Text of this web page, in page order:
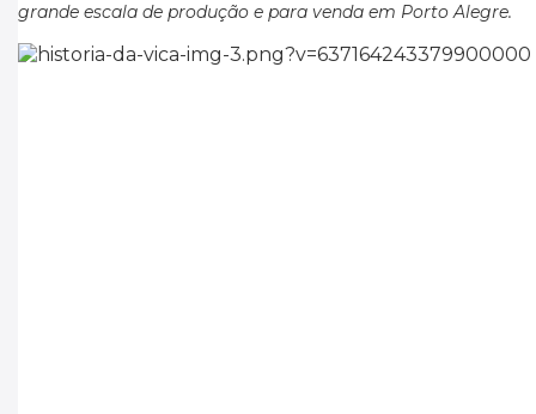
grande escala de produção e para venda em Porto Alegre.